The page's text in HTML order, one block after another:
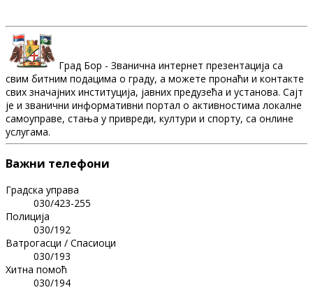
Град Бор - Званична интернет презентација са
свим битним подацима о граду, а можете пронаћи и контакте
свих значајних институција, јавних предузећа и установа. Сајт
је и званични информативни портал о активностима локалне
самоуправе, стања у привреди, култури и спорту, са онлине
услугама.
Важни телефони
Градска управа
030/423-255
Полиција
030/192
Ватрогасци / Спасиоци
030/193
Хитна помоћ
030/194